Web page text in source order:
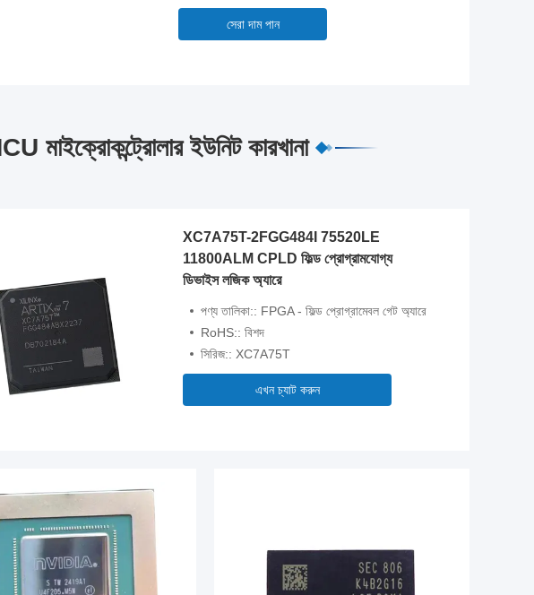
সেরা দাম পান
মাইক্রোকন্ট্রোলার ইউনিট কারখানা
XC7A75T-2FGG484I 75520LE
11800ALM CPLD ফিল্ড প্রোগ্রামযোগ্য
ডিভাইস লজিক অ্যারে
পণ্য তালিকা:: FPGA - ফিল্ড প্রোগ্রামেবল গেট অ্যারে
RoHS:: বিশদ
সিরিজ:: XC7A75T
এখন চ্যাট করুন